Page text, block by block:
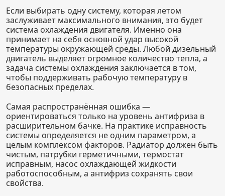
Если выбирать одну систему, которая летом
заслуживает максимального внимания, это будет
система охлаждения двигателя. Именно она
принимает на себя основной удар высокой
температуры окружающей среды. Любой дизельный
двигатель выделяет огромное количество тепла, а
задача системы охлаждения заключается в том,
чтобы поддерживать рабочую температуру в
безопасных пределах.
Самая распространённая ошибка —
ориентироваться только на уровень антифриза в
расширительном бачке. На практике исправность
системы определяется не одним параметром, а
целым комплексом факторов. Радиатор должен быть
чистым, патрубки герметичными, термостат
исправным, насос охлаждающей жидкости
работоспособным, а антифриз сохранять свои
свойства.